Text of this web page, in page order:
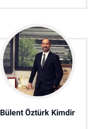
Bülent Öztürk Kimdir